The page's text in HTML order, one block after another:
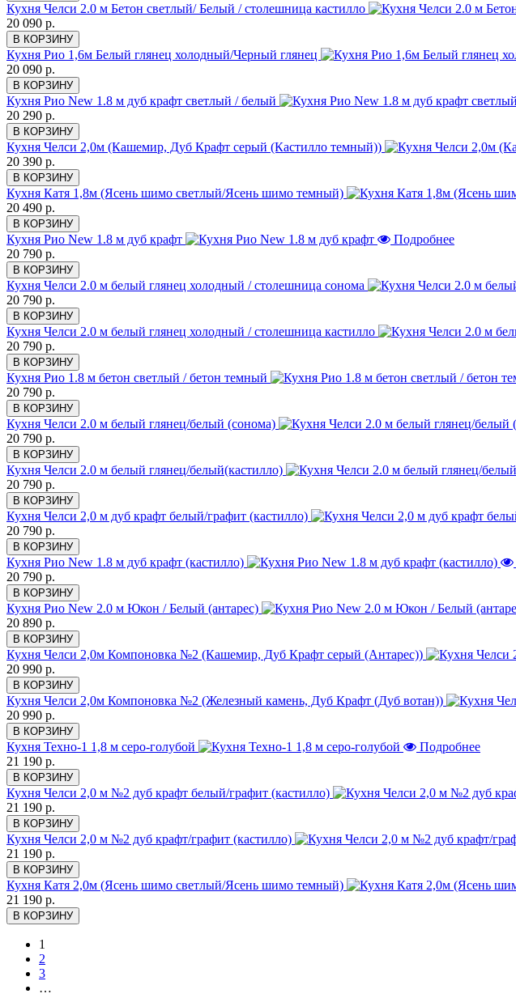
Кухня Челси 2.0 м Бетон светлый/ Белый / столешница кастилло
20 090 р.
В КОРЗИНУ
Кухня Рио 1,6м Белый глянец холодный/Черный глянец
20 090 р.
В КОРЗИНУ
Кухня Рио New 1.8 м дуб крафт светлый / белый
20 290 р.
В КОРЗИНУ
Кухня Челси 2,0м (Кашемир, Дуб Крафт серый (Кастилло темный))
20 390 р.
В КОРЗИНУ
Кухня Катя 1,8м (Ясень шимо светлый/Ясень шимо темный)
20 490 р.
В КОРЗИНУ
Кухня Рио New 1.8 м дуб крафт
Подробнее
20 790 р.
В КОРЗИНУ
Кухня Челси 2.0 м белый глянец холодный / столешница сонома
20 790 р.
В КОРЗИНУ
Кухня Челси 2.0 м белый глянец холодный / столешница кастилло
20 790 р.
В КОРЗИНУ
Кухня Рио 1.8 м бетон светлый / бетон темный
20 790 р.
В КОРЗИНУ
Кухня Челси 2.0 м белый глянец/белый (сонома)
20 790 р.
В КОРЗИНУ
Кухня Челси 2.0 м белый глянец/белый(кастилло)
20 790 р.
В КОРЗИНУ
Кухня Челси 2,0 м дуб крафт белый/графит (кастилло)
20 790 р.
В КОРЗИНУ
Кухня Рио New 1.8 м дуб крафт (кастилло)
20 790 р.
В КОРЗИНУ
Кухня Рио New 2.0 м Юкон / Белый (антарес)
20 890 р.
В КОРЗИНУ
Кухня Челси 2,0м Компоновка №2 (Кашемир, Дуб Крафт серый (Антарес))
20 990 р.
В КОРЗИНУ
Кухня Челси 2,0м Компоновка №2 (Железный камень, Дуб Крафт (Дуб вотан))
20 990 р.
В КОРЗИНУ
Кухня Техно-1 1,8 м серо-голубой
Подробнее
21 190 р.
В КОРЗИНУ
Кухня Челси 2,0 м №2 дуб крафт белый/графит (кастилло)
21 190 р.
В КОРЗИНУ
Кухня Челси 2,0 м №2 дуб крафт/графит (кастилло)
21 190 р.
В КОРЗИНУ
Кухня Катя 2,0м (Ясень шимо светлый/Ясень шимо темный)
21 190 р.
В КОРЗИНУ
1
2
3
…